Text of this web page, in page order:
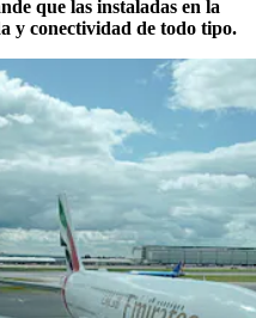
que las instaladas en la
y conectividad de todo tipo.